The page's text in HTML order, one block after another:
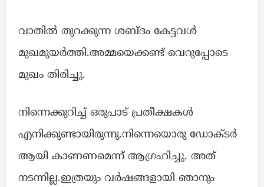
വാതിൽ തുറക്കുന്ന ശബ്ദം കേട്ടവൾ
മുഖമുയർത്തി.അമ്മയെക്കണ്ട് വെറുപ്പോടെ
മുഖം തിരിച്ചു.
നിന്നെക്കുറിച്ച് ഒരുപാട് പ്രതീക്ഷകൾ
എനിക്കുണ്ടായിരുന്നു.നിന്നെയൊരു ഡോക്ടർ
ആയി കാണണമെന്ന് ആഗ്രഹിച്ചു. അത്
നടന്നില്ല.ഇത്രയും വർഷങ്ങളായി ഞാനും